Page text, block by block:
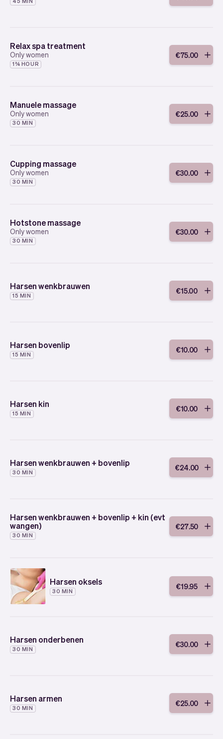
Relax spa treatment
Only women
1¾ HOUR
€75.00
Manuele massage
Only women
30 MIN
€25.00
Cupping massage
Only women
30 MIN
€30.00
Hotstone massage
Only women
30 MIN
€30.00
Harsen wenkbrauwen
15 MIN
€15.00
Harsen bovenlip
15 MIN
€10.00
Harsen kin
15 MIN
€10.00
Harsen wenkbrauwen + bovenlip
30 MIN
€24.00
Harsen wenkbrauwen + bovenlip + kin (evt
wangen)
30 MIN
€27.50
Harsen oksels
30 MIN
€19.95
Harsen onderbenen
30 MIN
€30.00
Harsen armen
30 MIN
€25.00